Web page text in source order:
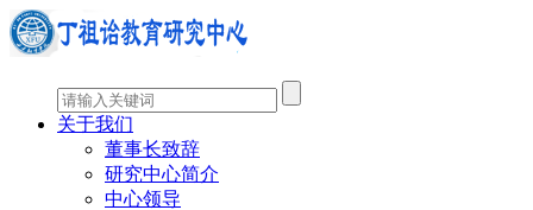
关于我们
董事长致辞
研究中心简介
中心领导